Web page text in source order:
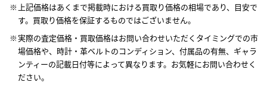
上記価格はあくまで掲載時における買取り価格の相場であり、目安で
す。買取り価格を保証するものではございません。
実際の査定価格・買取価格はお問い合わせいただくタイミングでの市
場価格や、時計・革ベルトのコンディション、付属品の有無、ギャラ
ンティーの記載日付等によって異なります。お気軽にお問い合わせく
ださい。